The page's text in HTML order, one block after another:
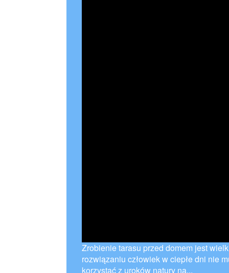
Zrobienie tarasu przed domem jest
rozwiązaniu człowiek w ciepłe dni nie
korzystać z uroków natury na...